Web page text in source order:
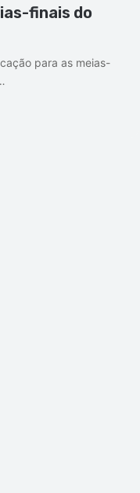
finais do
para as meias-